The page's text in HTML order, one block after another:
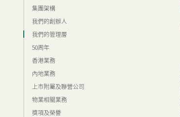
內地物業
集團架構
我們的創辦人
我們的管理層
50周年
香港業務
內地業務
上市附屬及聯營公司
物業相關業務
獎項及榮譽